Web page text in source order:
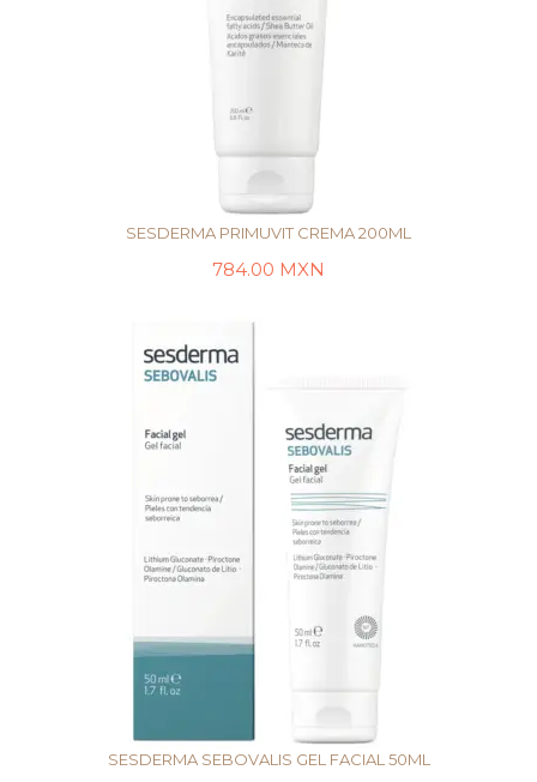
SESDERMA PRIMUVIT CREMA 200ML
784.00 MXN
SESDERMA SEBOVALIS GEL FACIAL 50ML